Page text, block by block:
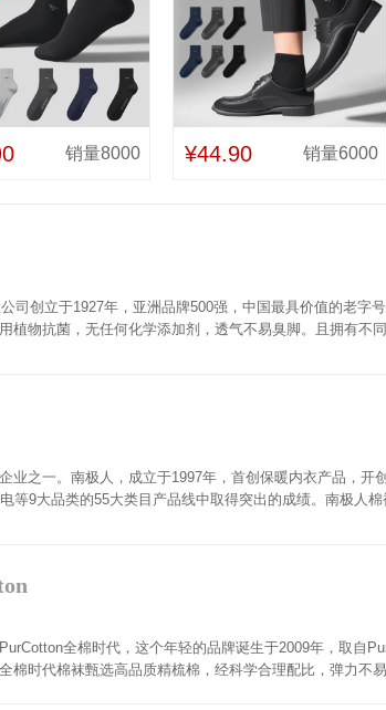
销量8000 ¥44.90 销量6000
司创立于1927年，亚洲品牌500强，中国最具价值的老字
植物抗菌，无任何化学添加剂，透气不易臭脚。且拥有不
业之一。南极人，成立于1997年，首创保暖内衣产品，开
等9大品类的55大类目产品线中取得突出的成绩。南极人
全棉时代，这个年轻的品牌诞生于2009年，取自
棉时代棉袜甄选高品质精梳棉，经科学合理配比，弹力不